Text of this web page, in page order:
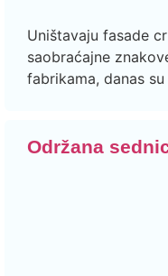
Uništavaju fasade
saobraćajne
fabrikama, danas
Održana